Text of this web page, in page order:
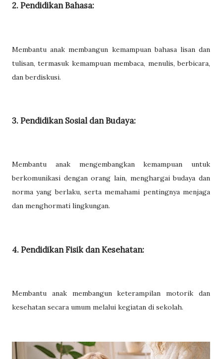
2. Pendidikan Bahasa:
Membantu anak membangun kemampuan bahasa lisan dan
tulisan, termasuk kemampuan membaca, menulis, berbicara,
dan berdiskusi.
3. Pendidikan Sosial dan Budaya:
Membantu anak mengembangkan kemampuan untuk
berkomunikasi dengan orang lain, menghargai budaya dan
norma yang berlaku, serta memahami pentingnya menjaga
dan menghormati lingkungan.
4. Pendidikan Fisik dan Kesehatan:
Membantu anak membangun keterampilan motorik dan
kesehatan secara umum melalui kegiatan di sekolah.